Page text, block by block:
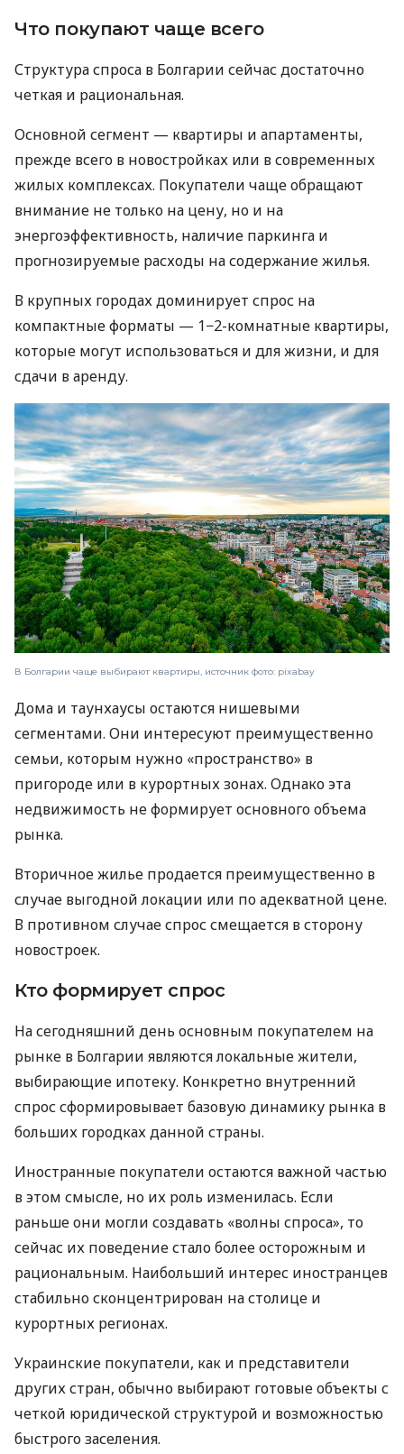
Что покупают чаще всего
Структура спроса в Болгарии сейчас достаточно
четкая и рациональная.
Основной сегмент — квартиры и апартаменты,
прежде всего в новостройках или в современных
жилых комплексах. Покупатели чаще обращают
внимание не только на цену, но и на
энергоэффективность, наличие паркинга и
прогнозируемые расходы на содержание жилья.
В крупных городах доминирует спрос на
компактные форматы — 1−2-комнатные квартиры,
которые могут использоваться и для жизни, и для
сдачи в аренду.
В Болгарии чаще выбирают квартиры, источник фото: pixabay
Дома и таунхаусы остаются нишевыми
сегментами. Они интересуют преимущественно
семьи, которым нужно «пространство» в
пригороде или в курортных зонах. Однако эта
недвижимость не формирует основного объема
рынка.
Вторичное жилье продается преимущественно в
случае выгодной локации или по адекватной цене.
В противном случае спрос смещается в сторону
новостроек.
Кто формирует спрос
На сегодняшний день основным покупателем на
рынке в Болгарии являются локальные жители,
выбирающие ипотеку. Конкретно внутренний
спрос сформировывает базовую динамику рынка в
больших городках данной страны.
Иностранные покупатели остаются важной частью
в этом смысле, но их роль изменилась. Если
раньше они могли создавать «волны спроса», то
сейчас их поведение стало более осторожным и
рациональным. Наибольший интерес иностранцев
стабильно сконцентрирован на столице и
курортных регионах.
Украинские покупатели, как и представители
других стран, обычно выбирают готовые объекты с
четкой юридической структурой и возможностью
быстрого заселения.